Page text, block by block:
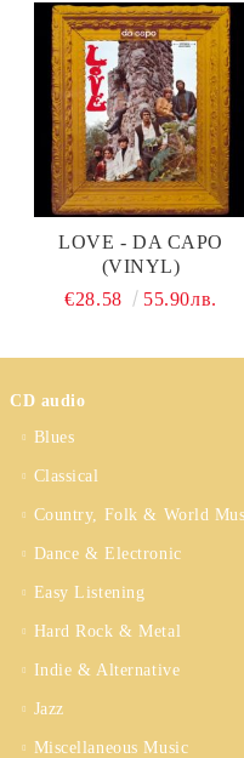
LOVE - DA CAPO
(VINYL)
€28.58
55.90лв.
CD audio
Blues
Classical
Country, Folk & World
Dance & Electronic
Easy Listening
Hard Rock & Metal
Indie & Alternative
Jazz
Miscellaneous Music